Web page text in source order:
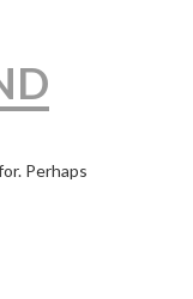
Perhaps